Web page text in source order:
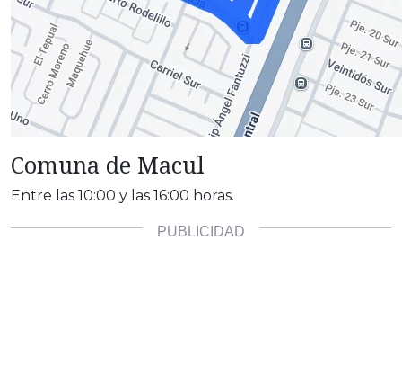
Comuna de Macul
Entre las 10:00 y las 16:00 horas.